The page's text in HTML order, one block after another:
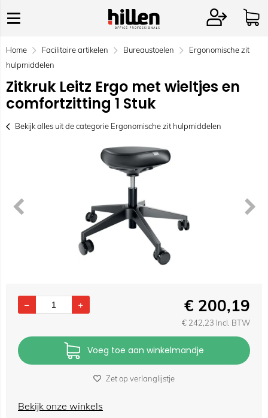
Home Facilitaire artikelen Bureaustoelen
Ergonomische zit
hulpmiddelen
Zitkruk Leitz Ergo met wieltjes en
comfortzitting 1 Stuk
Bekijk alles uit de categorie Ergonomische zit hulpmiddelen
€ 200,19
€ 242,23 Incl. BTW
Voeg toe aan winkelmandje
Zet op verlanglijstje
Bekijk onze winkels